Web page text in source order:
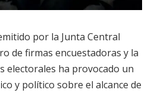
por la Junta Central
de firmas encuestadoras y la
electorales ha provocado un
y político sobre el alcance de